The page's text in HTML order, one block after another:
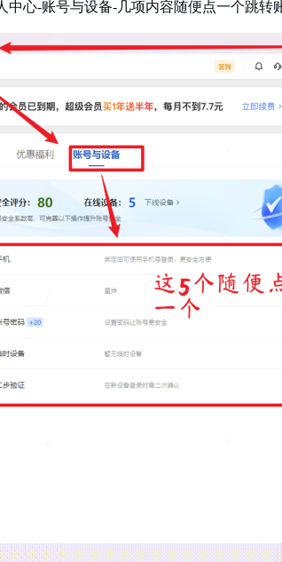
中心-账号与设备-几项内容随便点一个跳转